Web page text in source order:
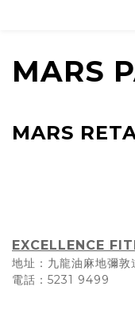
MARS
MARS
EXCELLENCE
地址：九龍油麻地彌
電話：5231 9499